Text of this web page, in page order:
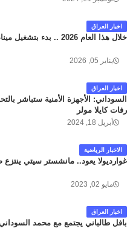
كان سبب الحادث يعود لتصادم عجلته مع
تابعة لشركة الهلال الماسكة لإعمار
سائلين الله عز وجل ان يتغمد الفقيد
اخبار العراق
خلال هذا العام 2026 .. بدء بتشغيل ميناء الفاو الكبير .
يناير 05, 2026
اخبار العراق
السوداني: الأجهزة الأمنية ستباشر
رفات كايلا مولر
أبريل 18, 2024
الاخبار الرياضية
غوارديولا يعود.. مانشستر سيتي ينتزع
مايو 02, 2023
اخبار العراق
بافل طالباني يجتمع مع محمد